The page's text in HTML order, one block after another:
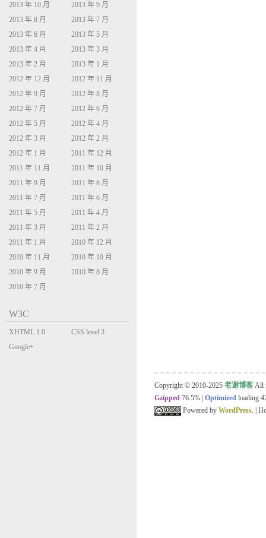
2013 年 10 月
2013 年 9 月
2013 年 8 月
2013 年 7 月
2013 年 6 月
2013 年 5 月
2013 年 4 月
2013 年 3 月
2013 年 2 月
2013 年 1 月
2012 年 12 月
2012 年 11 月
2012 年 9 月
2012 年 8 月
2012 年 7 月
2012 年 6 月
2012 年 5 月
2012 年 4 月
2012 年 3 月
2012 年 2 月
2012 年 1 月
2011 年 12 月
2011 年 11 月
2011 年 10 月
2011 年 9 月
2011 年 8 月
2011 年 7 月
2011 年 6 月
2011 年 5 月
2011 年 4 月
2011 年 3 月
2011 年 2 月
2011 年 1 月
2010 年 12 月
2010 年 11 月
2010 年 10 月
2010 年 9 月
2010 年 8 月
2010 年 7 月
W3C
XHTML 1.0
Transitional
CSS level 3
Google+
Copyright © 2010-2025 老谢博客 All
Gzipped 76.5% Optimized loading
Powered by WordPress. |